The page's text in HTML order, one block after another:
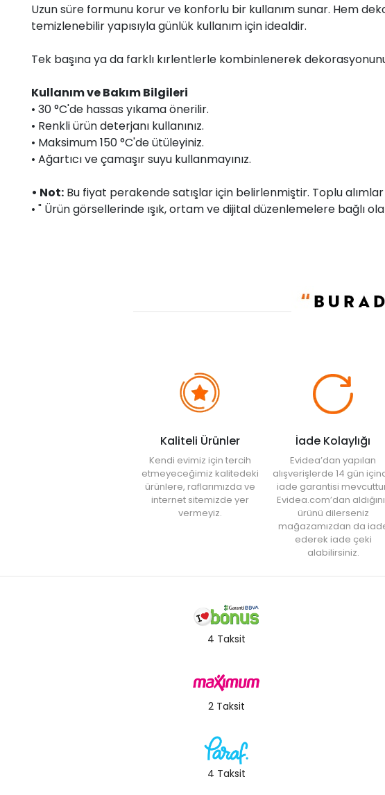
Uzun süre formunu korur ve konforlu bir kullanım sunar. Hem
temizlenebilir yapısıyla günlük kullanım için idealdir.
Tek başına ya da farklı kırlentlerle kombinlenerek
Kullanım ve Bakım Bilgileri
• 30 °C'de hassas yıkama önerilir.
• Renkli ürün deterjanı kullanınız.
• Maksimum 150 °C'de ütüleyiniz.
• Ağartıcı ve çamaşır suyu kullanmayınız.
• Not: Bu fiyat perakende satışlar için belirlenmiştir. Toplu
• " Ürün görsellerinde ışık, ortam ve dijital düzenlemelere bağlı
Kaliteli Ürünler
Kendi evimiz için tercih
etmeyeceğimiz kalitedeki
ürünlere, raflarımızda ve
internet sitemizde yer
vermeyiz.
İade Kolaylığı
Evidea’dan yapılan
alışverişlerde 14 gün
iade garantisi
Evidea.com’dan
ürünü dilerseniz
mağazamızdan da
ederek iade çeki
alabilirsiniz.
4 Taksit
2 Taksit
4 Taksit